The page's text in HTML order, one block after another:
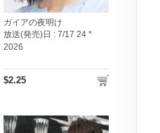
ガイアの夜明け
放送(発売)日 : 7/17 24 *
2026
$2.25